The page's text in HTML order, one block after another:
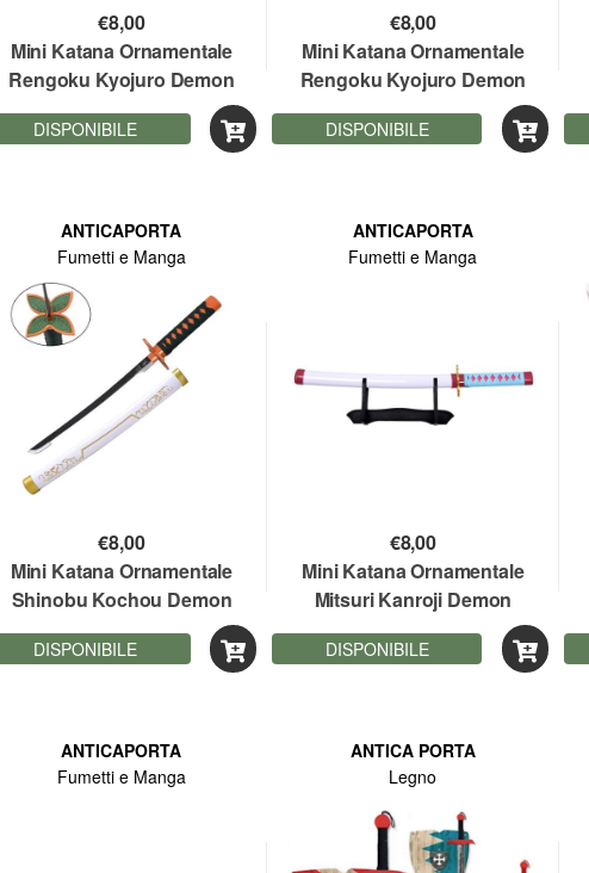
€8,00
Mini Katana Ornamentale
Rengoku Kyojuro Demon
Slayer 45 cm lama bamboo
DISPONIBILE
€8,00
Mini Katana Ornamentale
Rengoku Kyojuro Demon
Slayer 45 cm lama bamboo
DISPONIBILE
ANTICAPORTA
Fumetti e Manga
€8,00
Mini Katana Ornamentale
Shinobu Kochou Demon
Slayer 45 cm lama bamboo
DISPONIBILE
ANTICAPORTA
Fumetti e Manga
€8,00
Mini Katana Ornamentale
Mitsuri Kanroji Demon
Slayer 45 cm lama bamboo
DISPONIBILE
ANTICAPORTA
Fumetti e Manga
ANTICA PORTA
Legno